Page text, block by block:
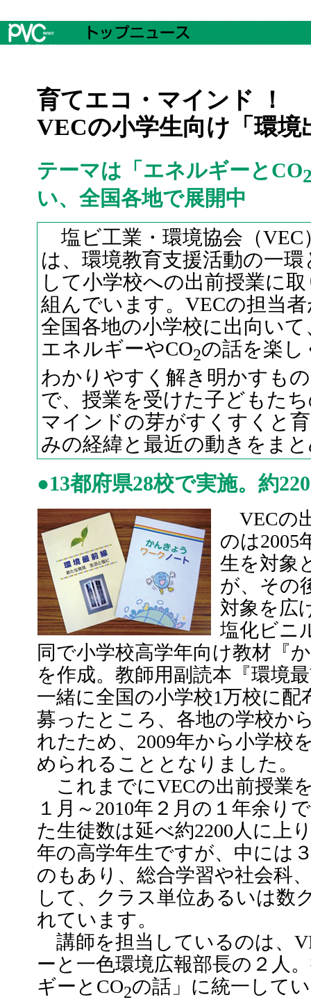
育てエコ・マインド ！
VECの小学生向け「環境
テーマは「エネルギーとCO
い、全国各地で展開中
塩ビ工業・環境協会（VEC
は、環境教育支援活動の一環
して小学校への出前授業に
組んでいます。VECの担当
全国各地の小学校に出向いて
エネルギーやCO2の話を楽し
わかりやすく解き明かすもの
で、授業を受けた子どもた
マインドの芽がすくすくと
みの経緯と最近の動きをま
●13都府県28校で実施。約
VECの
のは2005
生を対象
が、その
対象を広
塩化ビニ
同で小学校高学年向け教材『
を作成。教師用副読本『環境
一緒に全国の小学校1万校に
募ったところ、各地の学校か
れたため、2009年から小学校
められることとなりました。
これまでにVECの出前授業
１月～2010年２月の１年余り
た生徒数は延べ約2200人に上
年の高学年生ですが、中には
のもあり、総合学習や社会科
して、クラス単位あるいは数
れています。
講師を担当しているのは、
ーと一色環境広報部長の２人
ギーとCO2の話」に統一して